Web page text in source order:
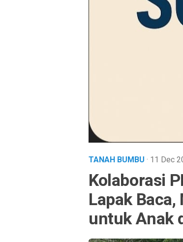
TANAH BUMBU · 11 Dec
Kolaborasi
Lapak
untuk Anak